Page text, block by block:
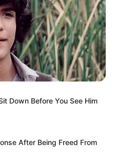
Down Before You See Him
After Being Freed From